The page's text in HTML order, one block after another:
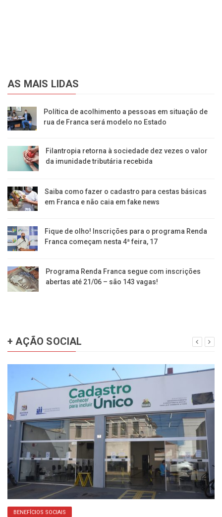
AS MAIS LIDAS
Política de acolhimento a pessoas em situação de
rua de Franca será modelo no Estado
Filantropia retorna à sociedade dez vezes o valor
da imunidade tributária recebida
Saiba como fazer o cadastro para cestas básicas
em Franca e não caia em fake news
Fique de olho! Inscrições para o programa Renda
Franca começam nesta 4ª feira, 17
Programa Renda Franca segue com inscrições
abertas até 21/06 – são 143 vagas!
+ AÇÃO SOCIAL
BENEFÍCIOS SOCIAIS